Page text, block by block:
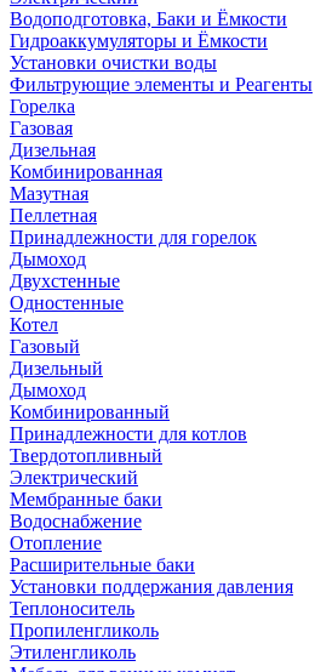
Водоподготовка, Баки и Ёмкости
Гидроаккумуляторы и Ёмкости
Установки очистки воды
Фильтрующие элементы и Реагенты
Горелка
Газовая
Дизельная
Комбинированная
Мазутная
Пеллетная
Принадлежности для горелок
Дымоход
Двухстенные
Одностенные
Котел
Газовый
Дизельный
Дымоход
Комбинированный
Принадлежности для котлов
Твердотопливный
Электрический
Мембранные баки
Водоснабжение
Отопление
Расширительные баки
Установки поддержания давления
Теплоноситель
Пропиленгликоль
Этиленгликоль